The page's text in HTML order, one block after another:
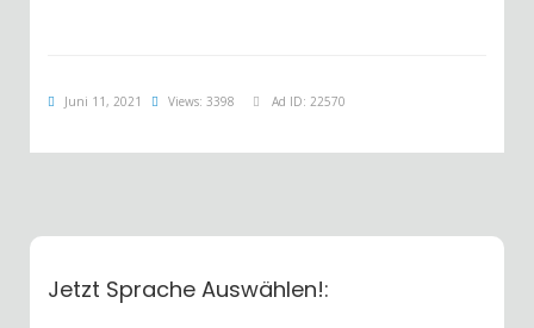
Juni 11, 2021 Views: 3398 Ad ID: 22570
Jetzt Sprache Auswählen!: